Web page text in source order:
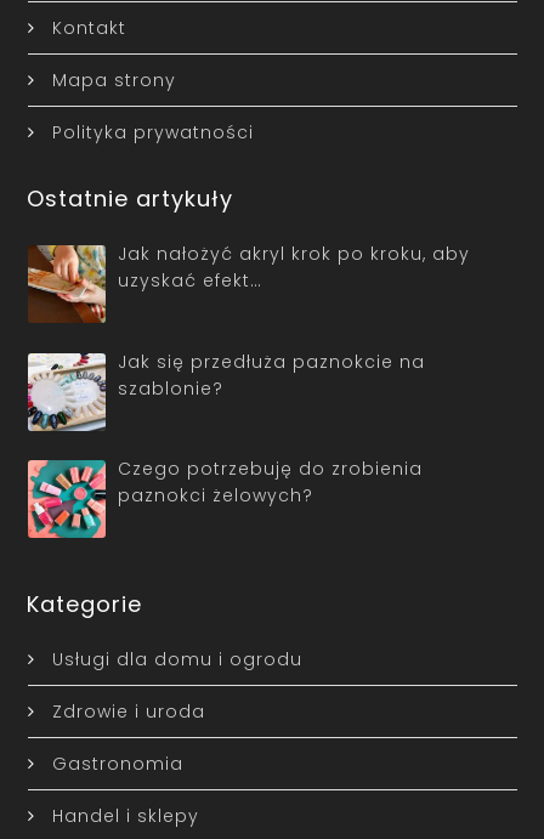
Kontakt
Mapa strony
Polityka prywatności
Ostatnie artykuły
Jak nałożyć akryl krok po kroku, aby
uzyskać efekt…
Jak się przedłuża paznokcie na
szablonie?
Czego potrzebuję do zrobienia
paznokci żelowych?
Kategorie
Usługi dla domu i ogrodu
Zdrowie i uroda
Gastronomia
Handel i sklepy